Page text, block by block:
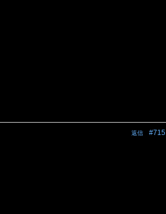
#715
返信